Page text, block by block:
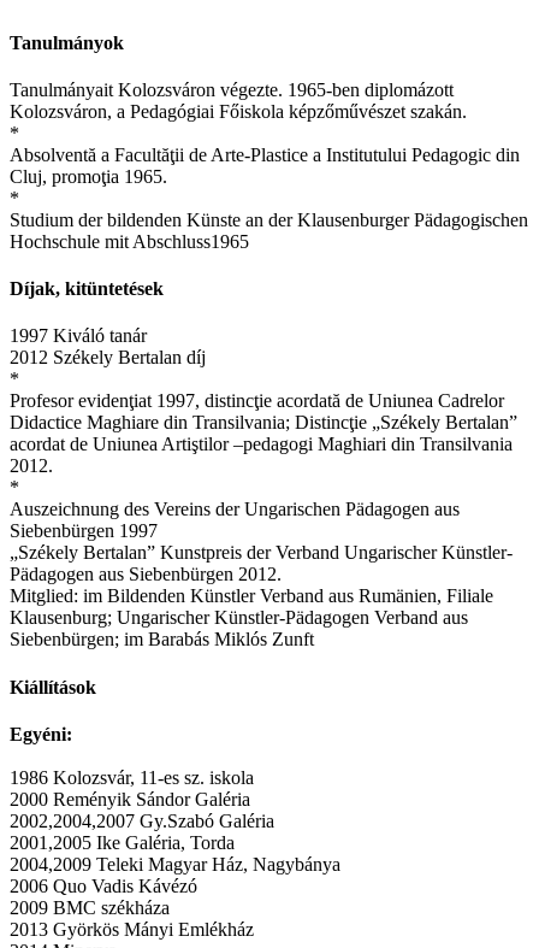
Tanulmányok
Tanulmányait Kolozsváron végezte. 1965-ben diplomázott
Kolozsváron, a Pedagógiai Főiskola képzőművészet szakán.
*
Absolventă a Facultăţii de Arte-Plastice a Institutului Pedagogic din
Cluj, promoţia 1965.
*
Studium der bildenden Künste an der Klausenburger Pädagogischen
Hochschule mit Abschluss1965
Díjak, kitüntetések
1997 Kiváló tanár
2012 Székely Bertalan díj
*
Profesor evidenţiat 1997, distincţie acordată de Uniunea Cadrelor
Didactice Maghiare din Transilvania; Distincţie „Székely Bertalan”
acordat de Uniunea Artiştilor –pedagogi Maghiari din Transilvania
2012.
*
Auszeichnung des Vereins der Ungarischen Pädagogen aus
Siebenbürgen 1997
„Székely Bertalan” Kunstpreis der Verband Ungarischer Künstler-
Pädagogen aus Siebenbürgen 2012.
Mitglied: im Bildenden Künstler Verband aus Rumänien, Filiale
Klausenburg; Ungarischer Künstler-Pädagogen Verband aus
Siebenbürgen; im Barabás Miklós Zunft
Kiállítások
Egyéni:
1986 Kolozsvár, 11-es sz. iskola
2000 Reményik Sándor Galéria
2002,2004,2007 Gy.Szabó Galéria
2001,2005 Ike Galéria, Torda
2004,2009 Teleki Magyar Ház, Nagybánya
2006 Quo Vadis Kávézó
2009 BMC székháza
2013 Györkös Mányi Emlékház